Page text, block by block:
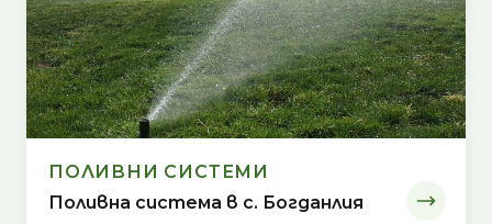
ПОЛИВНИ СИСТЕМИ
Поливна система в с. Богданлия